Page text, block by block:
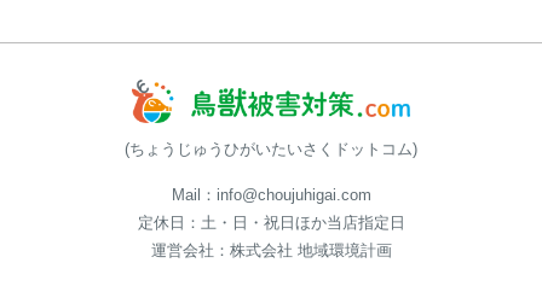
(ちょうじゅうひがいたいさくドットコム)
Mail：info@choujuhigai.com
定休日：土・日・祝日ほか当店指定日
運営会社：株式会社 地域環境計画